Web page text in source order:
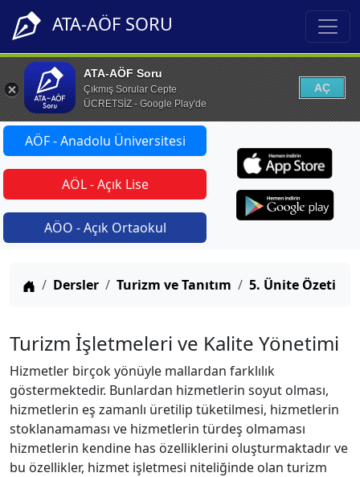
ATA-AÖF SORU
ATA-AÖF Soru
Çıkmış Sorular Cepte
ÜCRETSİZ - Google Play'de
AÇ
AÖF - Anadolu Üniversitesi
AÖL - Açık Lise
AÖO - Açık Ortaokul
Anasayfa
Dersler Turizm ve Tanıtım 5. Ünite Özeti
Turizm İşletmeleri ve Kalite Yönetimi
Hizmetler birçok yönüyle mallardan farklılık
göstermektedir. Bunlardan hizmetlerin soyut olması,
hizmetlerin eş zamanlı üretilip tüketilmesi, hizmetlerin
stoklanamaması ve hizmetlerin türdeş olmaması
hizmetlerin kendine has özelliklerini oluşturmaktadır ve
bu özellikler, hizmet işletmesi niteliğinde olan turizm